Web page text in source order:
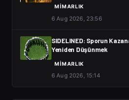
MIMARLIK
6 Aug 2026, 23:56
SIDELINED: Sporun
Yeniden Düşünmek
MIMARLIK
6 Aug 2026, 15:14